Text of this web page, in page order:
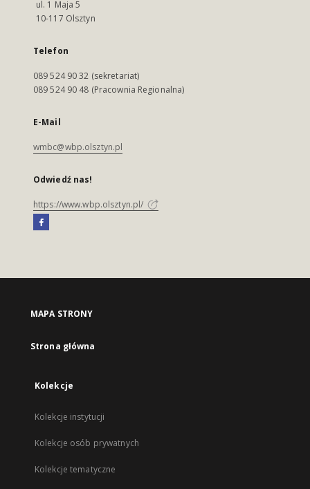
ul. 1 Maja 5
10-117 Olsztyn
Telefon
089 524 90 32 (sekretariat)
089 524 90 48 (Pracownia Regionalna)
E-Mail
wmbc@wbp.olsztyn.pl
Odwiedź nas!
https://www.wbp.olsztyn.pl/
MAPA STRONY
Strona główna
Kolekcje
Kolekcje instytucji
Kolekcje osób prywatnych
Kolekcje tematyczne